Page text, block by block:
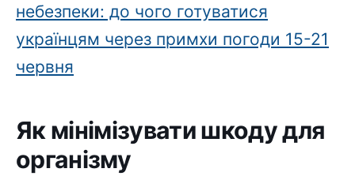
небезпеки: до чого готуватися
українцям через примхи погоди 15-21
червня
Як мінімізувати шкоду для
організму